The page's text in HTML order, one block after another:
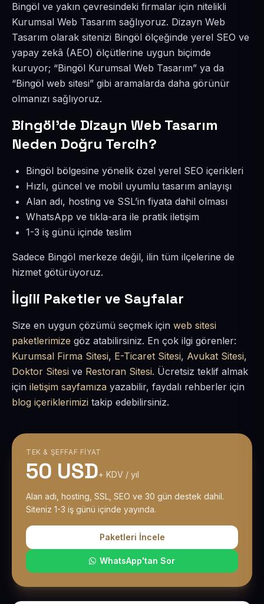
Bingöl ve yakın çevresindeki firmalar için nitelikli
Kurumsal Web Tasarım sağlıyoruz. Dizayn Web
Tasarım olarak sitenizi Bingöl ölçeğinde yerel SEO ve
yapay zekâ (AEO) ölçütlerine uygun biçimde
kuruyor; “Bingöl Kurumsal Web Tasarım” ya da
“Bingöl web sitesi” gibi aramalarda daha görünür
olmanızı sağlıyoruz.
Bingöl’de Dizayn Web Tasarım
Neden Doğru Tercih?
Bingöl bölgesine yönelik özel yerel SEO içerikleri
Hızlı, güncel ve mobil uyumlu tasarım anlayışı
Alan adı, hosting ve SSL’in fiyata dahil olması
WhatsApp ve tıkla-ara ile pratik iletişim
1-3 iş günü içinde teslim
Sadece Bingöl merkeze değil, ilin tüm ilçelerine de
hizmet götürüyoruz.
İlgili Paketler ve Sayfalar
Size en uygun çözümü seçmek için web sitesi
paketlerimize göz atabilirsiniz. En çok ilgi görenler:
Kurumsal Firma Sitesi, E-Ticaret Sitesi, Avukat Sitesi,
Doktor Sitesi ve Restoran Sitesi. Ücretsiz teklif almak
için iletişim sayfamıza yazabilir, faydalı rehberler için
blog içeriklerimizi takip edebilirsiniz.
TEK & ŞEFFAF FIYAT
50 USD+ KDV / yıl
Alan adı, hosting, SSL, SEO ve 30 gün destek dahil.
Siteniz 1-3 iş günü içinde yayında.
Paketleri İncele
WhatsApp'tan Sor